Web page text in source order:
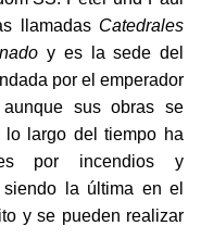
llamadasCatedrales
y es la sede del
por el emperador
sus obras se
largo del tiempo ha
por incendios y
siendo la última en el
y se pueden realizar